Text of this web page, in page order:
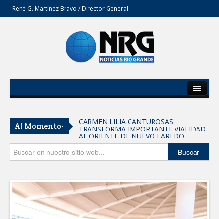
René G. Martínez Bravo / Director General
Del Estado
Secciones
Opinión
Al Momento- CARMEN LILIA CANTUROSAS
TRANSFORMA IMPORTANTE VIALIDAD
AL ORIENTE DE NUEVO LAREDO
Tomaron vecinos de Integración Familiar
iniciativa de Acción y Conciencia
Fortalece la UAT el acceso a la
educación superior en comunidades
REFUERZA BIENESTAR ANIMAL
LABORES DE ATENCIÓN PARA REDUCIR
Buscar